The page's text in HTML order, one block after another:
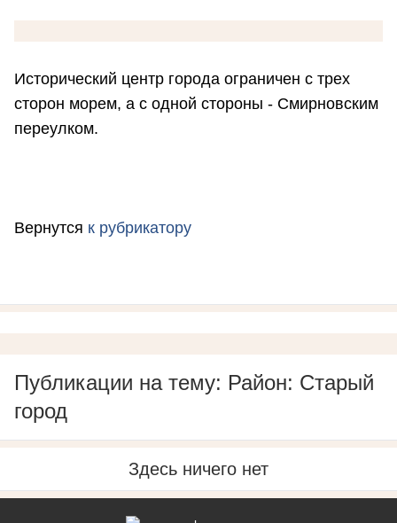
Исторический центр города ограничен с трех
сторон морем, а с одной стороны - Смирновским
переулком.
Вернутся к рубрикатору
Публикации на тему: Район: Старый
город
Здесь ничего нет